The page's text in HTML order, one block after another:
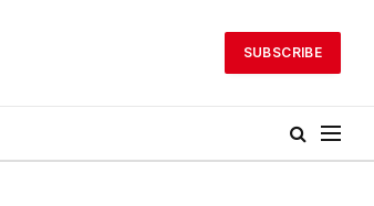
SUBSCRIBE